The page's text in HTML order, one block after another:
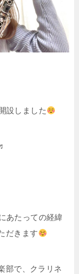
設しました
あたっての経緯
だきます
部で、クラリネ